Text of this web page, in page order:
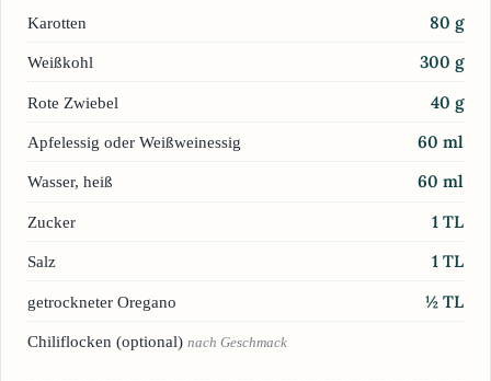
Karotten 80 g
Weißkohl 300 g
Rote Zwiebel 40 g
Apfelessig oder Weißweinessig 60 ml
Wasser, heiß 60 ml
Zucker 1 TL
Salz 1 TL
getrockneter Oregano ½ TL
Chiliflocken (optional) nach Geschmack